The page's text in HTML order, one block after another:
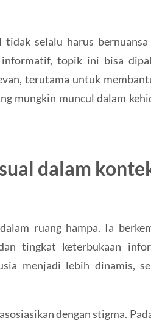
tidak selalu harus bernuansa
topik ini bisa
terutama untuk
mungkin muncul dalam
dalam
ruang hampa. Ia
tingkat keterbukaan
menjadi lebih dinamis,
dengan stigma.